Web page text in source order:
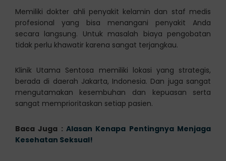
Memiliki dokter ahli penyakit kelamin dan staf medis
profesional yang bisa menangani penyakit Anda
secara langsung. Untuk masalah biaya pengobatan
tidak perlu khawatir karena sangat terjangkau.
Klinik Utama Sentosa memiliki lokasi yang strategis,
berada di daerah Jakarta, Indonesia. Dan juga sangat
mengutamakan kesembuhan dan kepuasan serta
sangat memprioritaskan setiap pasien.
Baca Juga : Alasan Kenapa Pentingnya Menjaga
Kesehatan Seksual!